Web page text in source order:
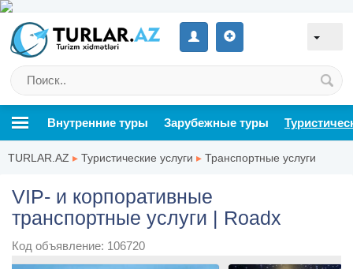
Внутренние туры Зарубежные туры
TURLAR.AZ ▸ Туристические услуги ▸ Транспортные услуги
VIP- и корпоративные
транспортные услуги | Roadx
Код объявление: 106720